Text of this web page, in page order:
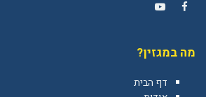
מה במגזין?
דף הבית